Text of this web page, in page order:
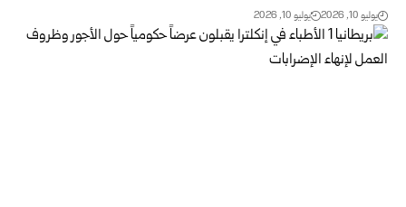
يوليو 10, 2026 يوليو 10, 2026